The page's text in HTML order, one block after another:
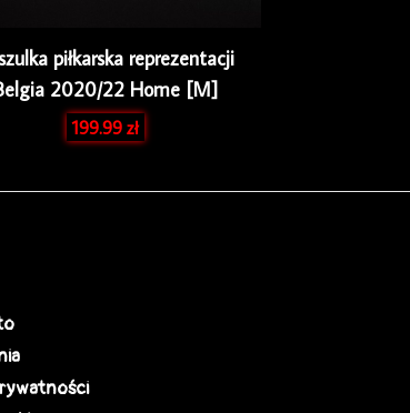
piłkarska reprezentacji
2020/22 Home [M]
199.99zł